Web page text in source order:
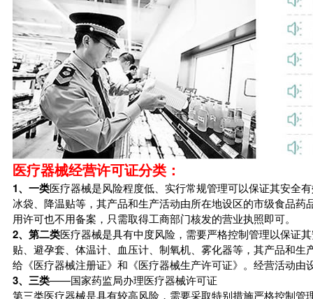
医疗器械经营许可证分类：
1、一类医疗器械是风险程度低、实行常规管理可以保证其安全
冰袋、降温贴等，其产品和生产活动由所在地设区的市级食品
用许可也不用备案，只需取得工商部门核发的营业执照即可。
2、第二类医疗器械是具有中度风险，需要严格控制管理以保证
贴、避孕套、体温计、血压计、制氧机、雾化器等，其产品和
给《医疗器械注册证》和《医疗器械生产许可证》。经营活动
3、三类——国家药监局办理医疗器械许可证
第三类医疗器械是具有较高风险，需要采取特别措施严格控制